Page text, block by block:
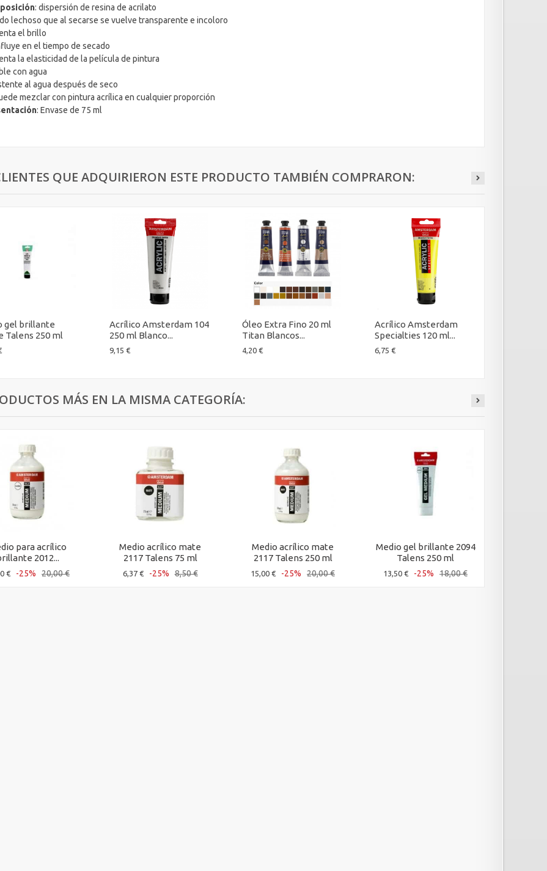
: dispersión de resina de acrilato
lechoso que al secarse se vuelve transparente e incoloro
el brillo
en el tiempo de secado
la elasticidad de la película de pintura
con agua
al agua después de seco
mezclar con pintura acrílica en cualquier proporción
: Envase de 75 ml
QUE ADQUIRIERON ESTE PRODUCTO TAMBIÉN COMPRARON:
gel brillante
Talens 250 ml
Acrílico Amsterdam 104
250 ml Blanco...
9,15 €
Óleo Extra Fino 20 ml
Titan Blancos...
4,20 €
Acrílico Amsterdam
Specialties 120 ml...
6,75 €
MÁS EN LA MISMA CATEGORÍA:
para acrílico
2012...
€ -25% 20,00 €
Medio acrílico mate
2117 Talens 75 ml
6,37 € -25% 8,50 €
Medio acrílico mate
2117 Talens 250 ml
15,00 € -25% 20,00 €
Medio gel brillante 2094
Talens 250 ml
13,50 € -25% 18,00 €